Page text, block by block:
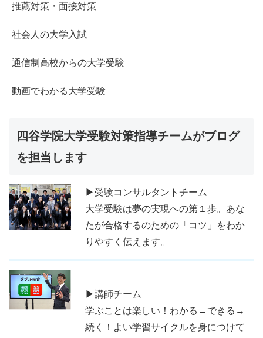
推薦対策・面接対策
社会人の大学入試
通信制高校からの大学受験
動画でわかる大学受験
四谷学院大学受験対策指導チームがブログ
を担当します
▶受験コンサルタントチーム
大学受験は夢の実現への第１歩。あな
たが合格するのための「コツ」をわか
りやすく伝えます。
▶講師チーム
学ぶことは楽しい！わかる→できる→
続く！よい学習サイクルを身につけて